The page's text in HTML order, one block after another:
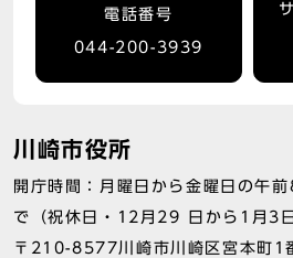
電話番号
044-200-3939
川崎市役所
開庁時間：月曜日から金曜日の午
で（祝休日・12月29 日から1月3日
〒210-8577川崎市川崎区宮本町1